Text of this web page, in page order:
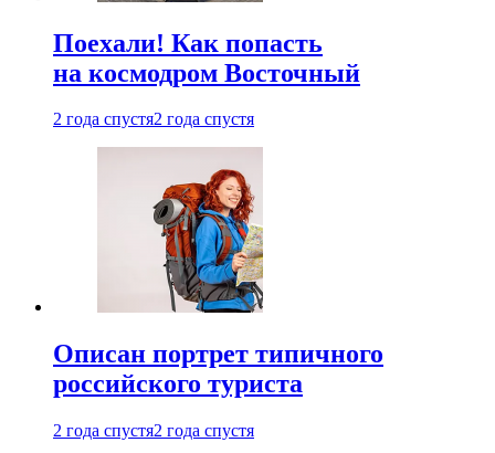
Поехали! Как попасть
на космодром Восточный
2 года спустя2 года спустя
Описан портрет типичного
российского туриста
2 года спустя2 года спустя